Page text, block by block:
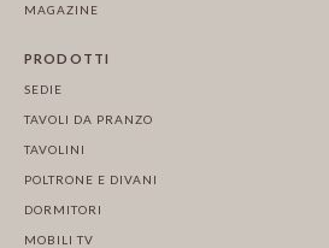
MAGAZINE
PRODOTTI
SEDIE
TAVOLI DA PRANZO
TAVOLINI
POLTRONE E DIVANI
DORMITORI
MOBILI TV